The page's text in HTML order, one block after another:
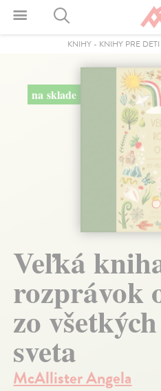
KNIHY - KNIHY PRE DETI
na sklade
Veľká
rozprávok
zo
sveta
McAllister Angela